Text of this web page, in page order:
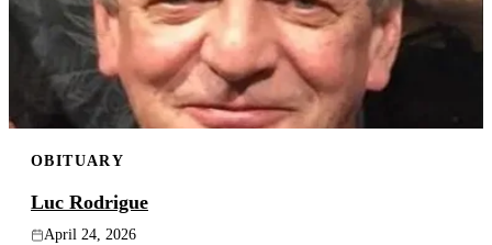
OBITUARY
Luc Rodrigue
April 24, 2026